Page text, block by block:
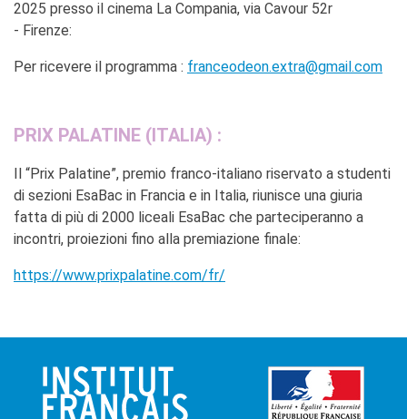
2025 presso il cinema La Compania, via Cavour 52r
- Firenze:
Per ricevere il programma : franceodeon.extra@gmail.com
PRIX PALATINE (ITALIA) :
Il “Prix Palatine”, premio franco-italiano riservato a studenti
di sezioni EsaBac in Francia e in Italia, riunisce una giuria
fatta di più di 2000 liceali EsaBac che parteciperanno a
incontri, proiezioni fino alla premiazione finale:
https://www.prixpalatine.com/fr/